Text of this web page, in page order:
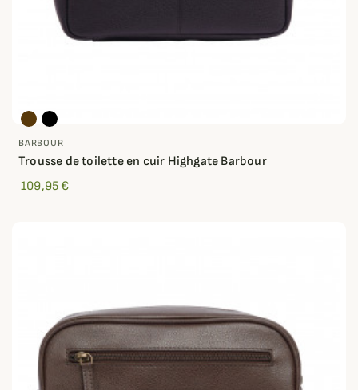
BARBOUR
Trousse de toilette en cuir Highgate Barbour
109,95 €